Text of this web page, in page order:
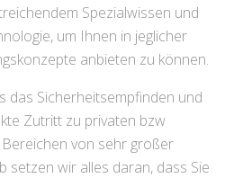
Spezialwissen und
um Ihnen in jeglicher
anbieten zu können.
das Sicherheitsempfinden und
Zutritt zu privaten bzw
von sehr großer
setzen wir alles daran, dass Sie